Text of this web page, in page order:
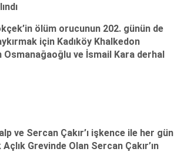
ölüm orucunun 202. günün de
için Kadıköy Khalkedon
Osmanağaoğlu ve İsmail Kara derhal
ve Sercan Çakır’ı işkence ile her gün
Grevinde Olan Sercan Çakır’ın